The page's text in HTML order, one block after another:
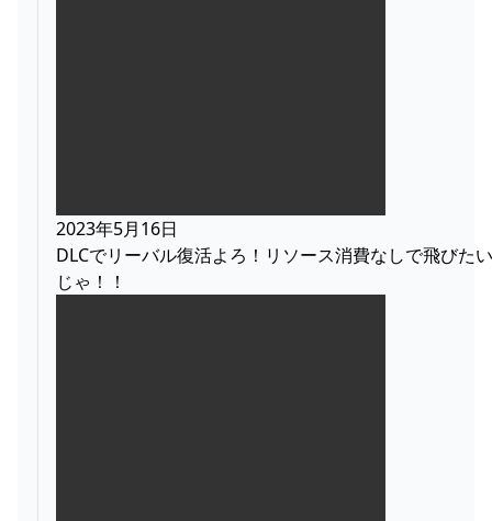
2023年5月16日
DLCでリーバル復活よろ！リソース消費なしで飛びた
じゃ！！